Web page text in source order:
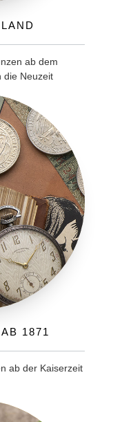
ab dem
die Neuzeit
1871
ab der Kaiserzeit